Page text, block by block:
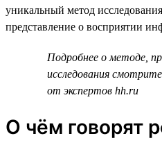
уникальный метод
представление о восприятии
Подробнее о методе,
исследования смотрите
от экспертов hh.ru
О чём говорят